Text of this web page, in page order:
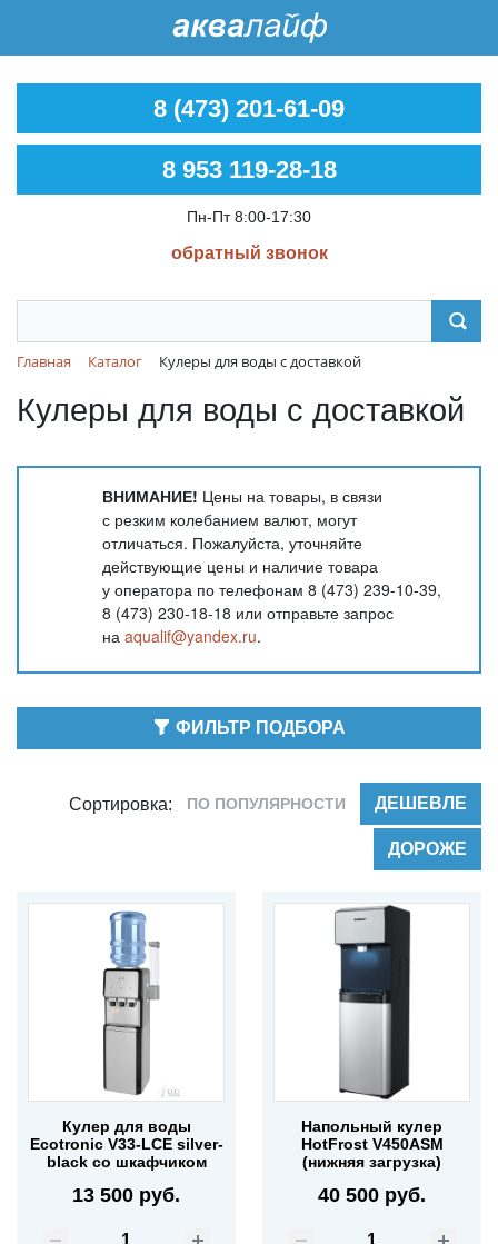
8 (473) 201-61-09
8 953 119-28-18
Пн-Пт 8:00-17:30
обратный звонок
Главная Каталог Кулеры для воды с доставкой
Кулеры для воды с доставкой
ВНИМАНИЕ! Цены на товары, в связи
с резким колебанием валют, могут
отличаться. Пожалуйста, уточняйте
действующие цены и наличие товара
у оператора по телефонам 8 (473) 239-10-39,
8 (473) 230-18-18 или отправьте запрос
на aqualif@yandex.ru.
ФИЛЬТР ПОДБОРА
Сортировка: ПО ПОПУЛЯРНОСТИ ДЕШЕВЛЕ
ДОРОЖЕ
Кулер для воды
Ecotronic V33-LCE silver-
black со шкафчиком
13 500 руб.
Напольный кулер
HotFrost V450ASM
(нижняя загрузка)
40 500 руб.